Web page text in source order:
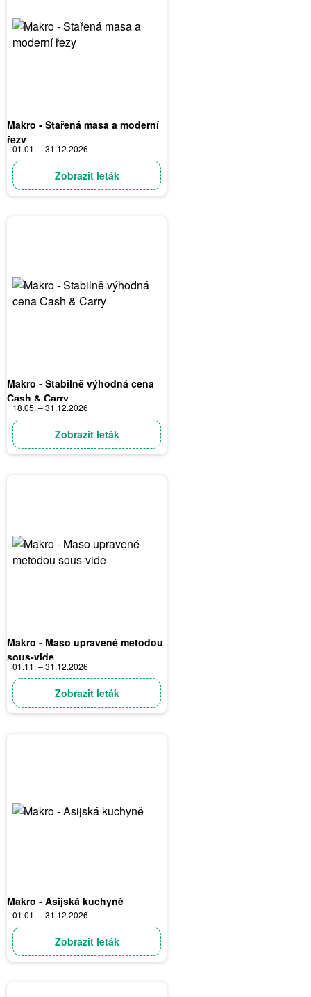
Makro - Stařená masa a moderní
řezy
01.01. – 31.12.2026
Zobrazit leták
Makro - Stabilně výhodná cena
Cash & Carry
18.05. – 31.12.2026
Zobrazit leták
Makro - Maso upravené metodou
sous-vide
01.11. – 31.12.2026
Zobrazit leták
Makro - Asijská kuchyně
01.01. – 31.12.2026
Zobrazit leták